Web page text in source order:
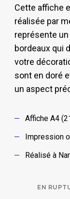
Cette affiche
réalisée par
représente
bordeaux qui
votre
sont en doré
un aspect
Affiche A4
Impression
Réalisé à
EN